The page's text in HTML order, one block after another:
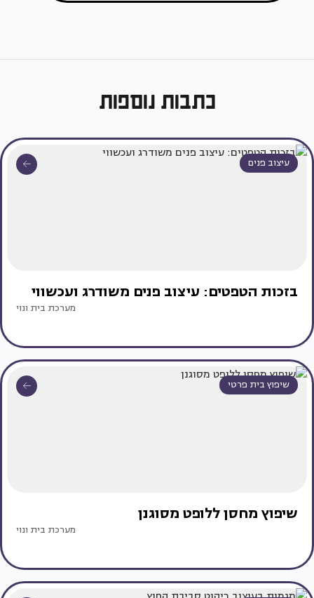
כתבות נוספות
עיצוב פנים
בזכות הטפטים: עיצוב פנים משודרג ועכשווי
מערכת בית ונוי
שיפוץ בית פרטי
שיפוץ מחסן ללופט מסוגנן
מערכת בית ונוי